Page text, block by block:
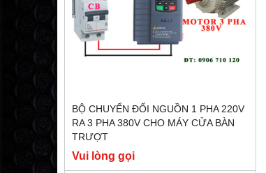
BỘ CHUYỂN ĐỔI NGUỒN 1 PHA 220V
RA 3 PHA 380V CHO MÁY CỬA BÀN
TRƯỢT
Vui lòng gọi